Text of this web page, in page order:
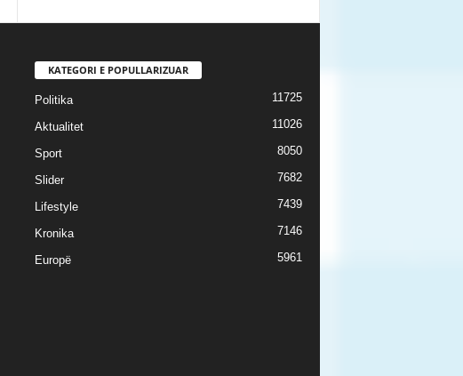
KATEGORI E POPULLARIZUAR
Politika 11725
Aktualitet 11026
Sport 8050
Slider 7682
Lifestyle 7439
Kronika 7146
Europë 5961